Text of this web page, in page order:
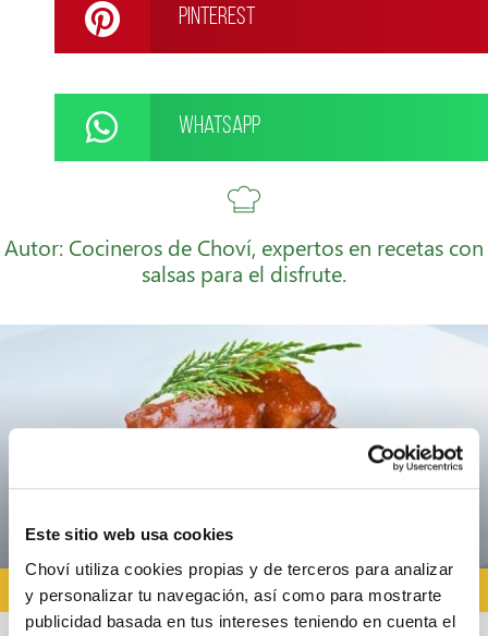
Este sitio web usa cookies
Choví utiliza cookies propias y de terceros para analizar
y personalizar tu navegación, así como para mostrarte
publicidad basada en tus intereses teniendo en cuenta el
Pinterest
WhatsApp
Autor: Cocineros de Choví, expertos en recetas con
salsas para el disfrute.
RECETAS PARA NOCHEVIEJA